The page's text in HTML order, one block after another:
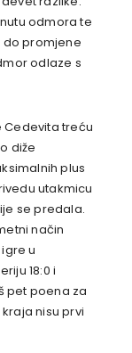
odmora te
do promjene
odlaze s
Cedevita treću
diže
plus
utakmicu
se predala.
način
u
18:0 i
pet poena za
nisu prvi